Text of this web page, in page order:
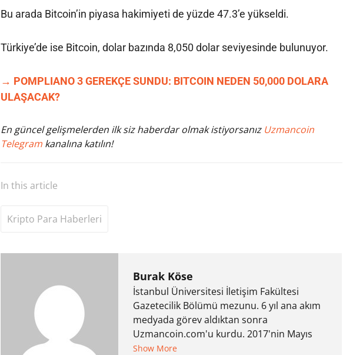
Bu arada Bitcoin’in piyasa hakimiyeti de yüzde 47.3’e yükseldi.
Türkiye’de ise Bitcoin, dolar bazında 8,050 dolar seviyesinde bulunuyor.
→ POMPLIANO 3 GEREKÇE SUNDU: BITCOIN NEDEN 50,000 DOLARA
ULAŞACAK?
En güncel gelişmelerden ilk siz haberdar olmak istiyorsanız Uzmancoin
Telegram kanalına katılın!
In this article
Kripto Para Haberleri
Burak Köse
İstanbul Üniversitesi İletişim Fakültesi
Gazetecilik Bölümü mezunu. 6 yıl ana akım
medyada görev aldıktan sonra
Uzmancoin.com'u kurdu. 2017'nin Mayıs
ayından bu yana bilfiil kripto para
Show More